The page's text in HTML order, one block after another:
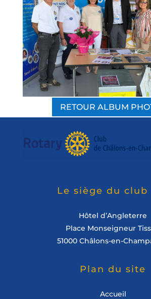
RETOUR ALBUM
Le siège du club
Hôtel d’Angleterre
Place Monseigneur
51000 Châlons-en-
Plan du site
Accueil